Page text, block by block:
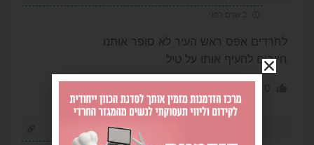
לחרדים אפס ראש העיר לא סופר אותנו
חייבים להעיף אותו על טיל
לא פלא עם החלוקה של דירות